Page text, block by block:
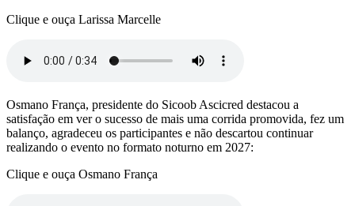
Clique e ouça Larissa Marcelle
Osmano França, presidente do Sicoob Ascicred destacou a
satisfação em ver o sucesso de mais uma corrida promovida, fez um
balanço, agradeceu os participantes e não descartou continuar
realizando o evento no formato noturno em 2027:
Clique e ouça Osmano França